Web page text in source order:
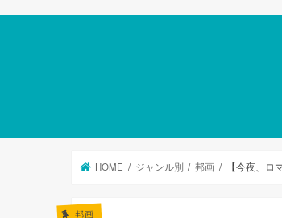
HOME ジャンル別 邦画 【今夜、
邦画